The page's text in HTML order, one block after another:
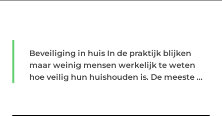
Beveiliging in huis In de praktijk blijken
maar weinig mensen werkelijk te weten
hoe veilig hun huishouden is. De meeste ...